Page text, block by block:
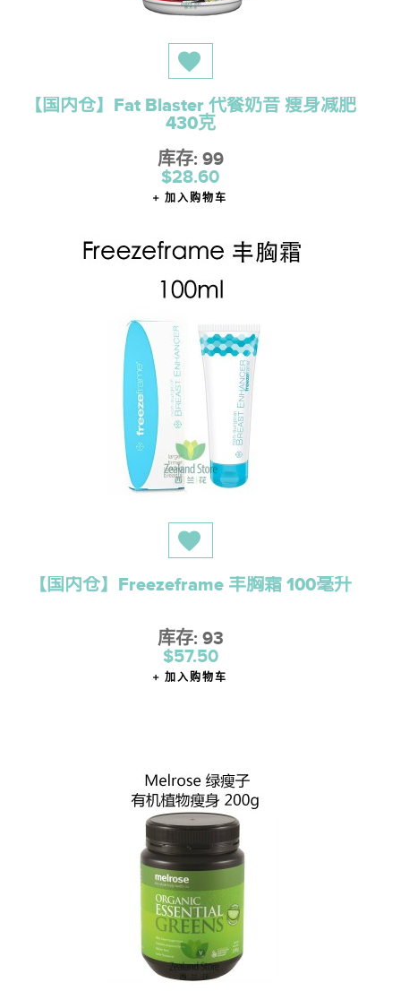
【国内仓】Fat Blaster 代餐奶昔 瘦身减肥
430克
库存: 99
$28.60
加入购物车
【国内仓】Freezeframe 丰胸霜 100毫升
库存: 93
$57.50
加入购物车